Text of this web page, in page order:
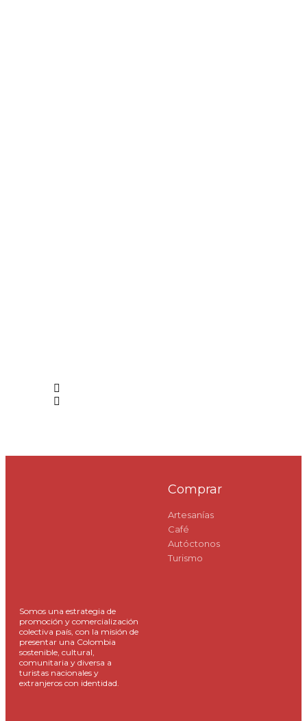
Somos una estrategia de
promoción y comercialización
colectiva país, con la misión de
presentar una Colombia
sostenible, cultural,
comunitaria y diversa a
turistas nacionales y
extranjeros con identidad.
Comprar
Artesanías
Café
Autóctonos
Turismo